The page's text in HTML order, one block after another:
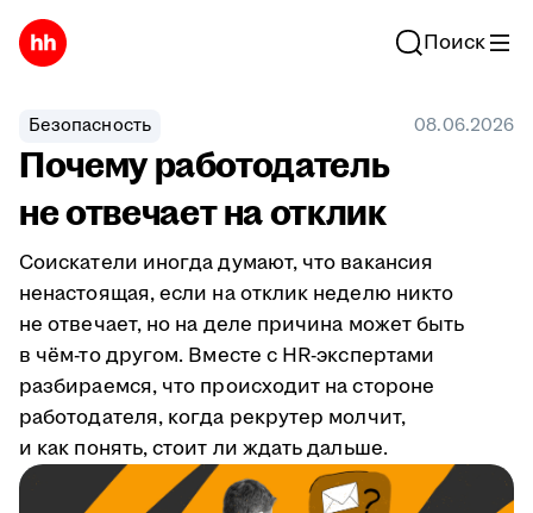
Поиск
Безопасность 08.06.2026
Почему работодатель
не отвечает на отклик
Соискатели иногда думают, что вакансия
ненастоящая, если на отклик неделю никто
не отвечает, но на деле причина может быть
в чём-то другом. Вместе с HR-экспертами
разбираемся, что происходит на стороне
работодателя, когда рекрутер молчит,
и как понять, стоит ли ждать дальше.